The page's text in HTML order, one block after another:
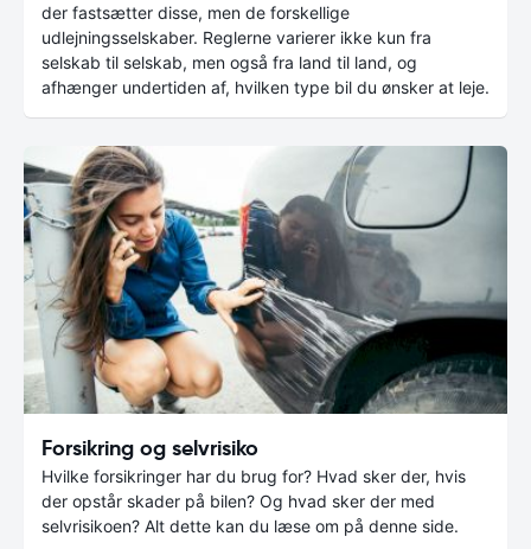
der fastsætter disse, men de forskellige
udlejningsselskaber. Reglerne varierer ikke kun fra
selskab til selskab, men også fra land til land, og
afhænger undertiden af, hvilken type bil du ønsker at leje.
Forsikring og selvrisiko
Hvilke forsikringer har du brug for? Hvad sker der, hvis
der opstår skader på bilen? Og hvad sker der med
selvrisikoen? Alt dette kan du læse om på denne side.